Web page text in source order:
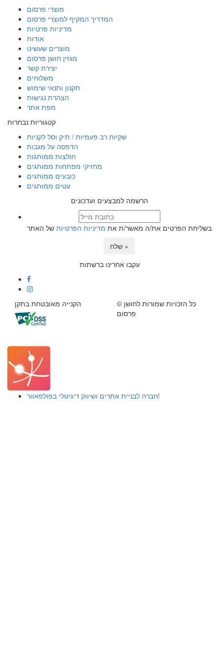
מוצרי פרסום
המדריך המקיף למוצרי פרסום
מדיניות פרטיות
אודות
מוצרים שעשינו
מגזין חושן פרסום
יצירת קשר
משלוחים
תקנון ותנאי שימוש
הצהרת נגישות
מפת אתר
קטגוריות נבחרות
שקיות רב פעמיות / תיק וסל לקניות
הדפסה על מגבות
חולצות ממותגות
מחזיקי מפתחות ממותגים
כובעים ממותגים
עטים ממותגים
הרשמה למבצעים ועדכונים
בשליחת הפרטים את/ה מאשר/ת את מדיניות הפרטיות של האתר
שלח »
עקבו אחרינו ברשתות
© כל הזכויות שמורות לחושן
פרסום
הקנייה מאובטחת בתקן
חברה לבניית אתרים ושיווק דיגיטלי בפולפאוור!